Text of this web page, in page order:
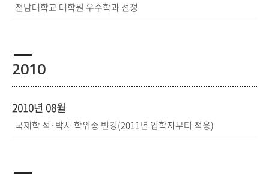
전남대학교 대학원 우수학과 선정
2010
2010년 08월
국제학 석·박사 학위종 변경(2011년 입학자부터 적용)